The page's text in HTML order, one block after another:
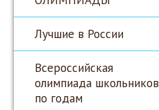
Лучшие в России
Всероссийская
олимпиада школьников
по годам